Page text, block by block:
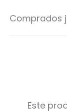
Comprados
Este